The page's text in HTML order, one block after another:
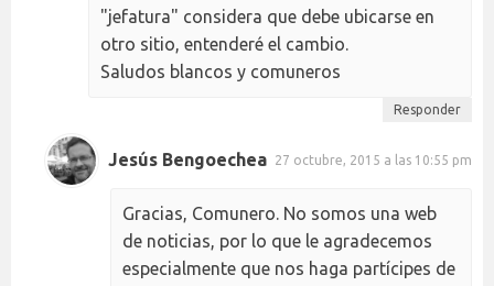
"jefatura" considera que debe ubicarse en
otro sitio, entenderé el cambio.
Saludos blancos y comuneros
Responder
Jesús Bengoechea 27 octubre, 2015 a las 10:55 pm
Gracias, Comunero. No somos una web
de noticias, por lo que le agradecemos
especialmente que nos haga partícipes de